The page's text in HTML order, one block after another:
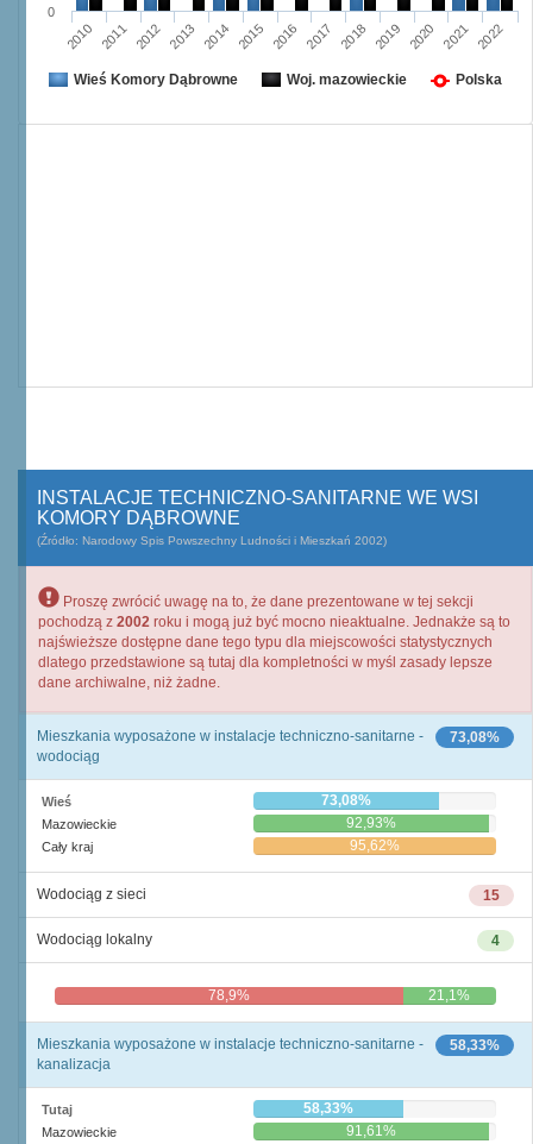
2010 2011 2012 2013 2014 2015 2016 2017 2018 2019 2020 2021 2022
0
Wieś Komory Dąbrowne Woj. mazowieckie Polska
INSTALACJE TECHNICZNO-SANITARNE WE WSI
KOMORY DĄBROWNE
(Źródło: Narodowy Spis Powszechny Ludności i Mieszkań 2002)
Proszę zwrócić uwagę na to, że dane prezentowane w tej sekcji
pochodzą z 2002 roku i mogą już być mocno nieaktualne. Jednakże są to
najświeższe dostępne dane tego typu dla miejscowości statystycznych
dlatego przedstawione są tutaj dla kompletności w myśl zasady lepsze
dane archiwalne, niż żadne.
73,08%
Mieszkania wyposażone w instalacje techniczno-sanitarne -
wodociąg
Wieś 73,08%
Mazowieckie 92,93%
Cały kraj 95,62%
15
Wodociąg z sieci
4
Wodociąg lokalny
78,9% 21,1%
58,33%
Mieszkania wyposażone w instalacje techniczno-sanitarne -
kanalizacja
Tutaj 58,33%
Mazowieckie 91,61%